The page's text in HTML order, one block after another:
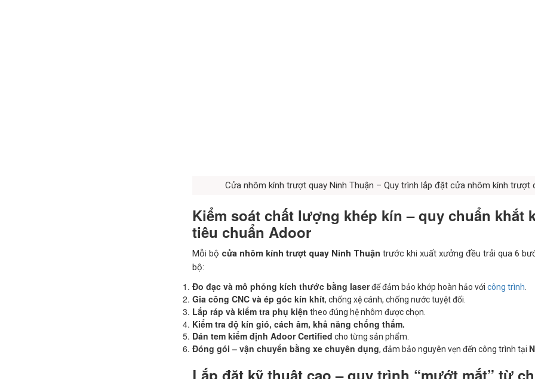
Cửa nhôm kính trượt quay Ninh Thuận – Quy trình lắp đặt cửa nhôm kính trượt
Kiểm soát chất lượng khép kín – quy chuẩn khắt
tiêu chuẩn Adoor
Mỗi bộ cửa nhôm kính trượt quay Ninh Thuận trước khi xuất xưởng đều trải qua 6
bộ:
Đo đạc và mô phỏng kích thước bằng laserđể đảm bảo khớp hoàn hảo với công trình
Gia công CNC và ép góc kín khít, chống xệ cánh, chống nước tuyệt đối.
Lắp ráp và kiểm tra phụ kiện theo đúng hệ nhôm được chọn.
Kiểm tra độ kín gió, cách âm, khả năng chống thấm.
Dán tem kiểm định Adoor Certified cho từng sản phẩm.
Đóng gói – vận chuyển bằng xe chuyên dụng, đảm bảo nguyên vẹn đến công trình tại
Lắp đặt kỹ thuật cao – quy trình “mướt mắt” từ